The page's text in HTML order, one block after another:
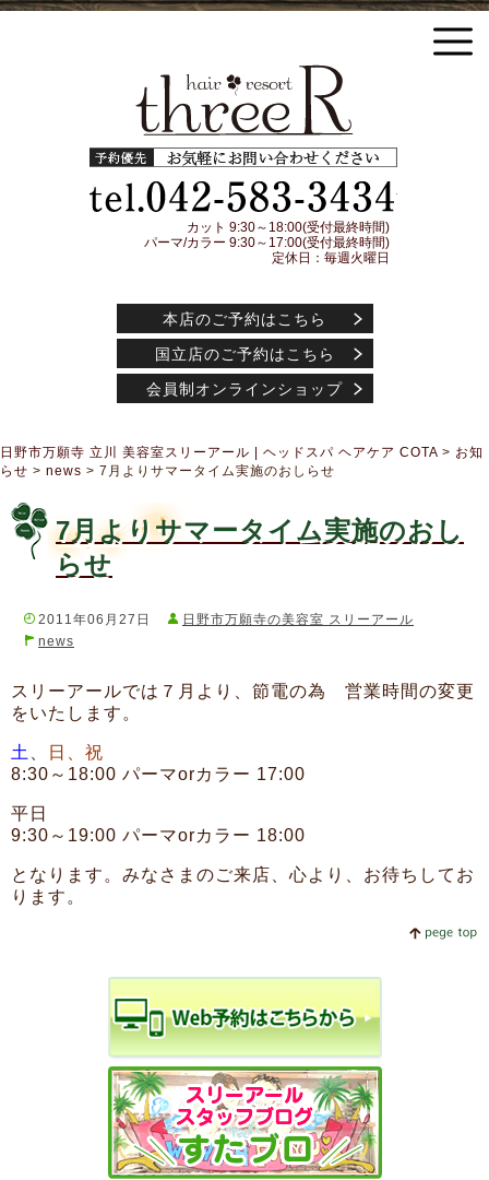
カット 9:30～18:00(受付最終時間)
パーマ/カラー 9:30～17:00(受付最終時間)
定休日：毎週火曜日
本店のご予約はこちら
国立店のご予約はこちら
会員制オンラインショップ
日野市万願寺 立川 美容室スリーアール | ヘッドスパ ヘアケア COTA > お知
らせ > news > 7月よりサマータイム実施のおしらせ
7月よりサマータイム実施のおし
らせ
2011年06月27日
日野市万願寺の美容室 スリーアール
news
スリーアールでは７月より、節電の為 営業時間の変更
をいたします。
土
日、祝
8:30～18:00 パーマorカラー 17:00
平日
9:30～19:00 パーマorカラー 18:00
となります。みなさまのご来店、心より、お待ちしてお
ります。